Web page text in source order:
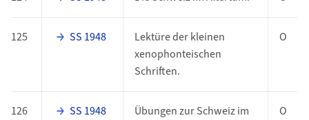
125 SS 1948
Lektüre der kleinen
xenophonteischen
Schriften.
O
126 SS 1948
Übungen zur Schweiz im
O